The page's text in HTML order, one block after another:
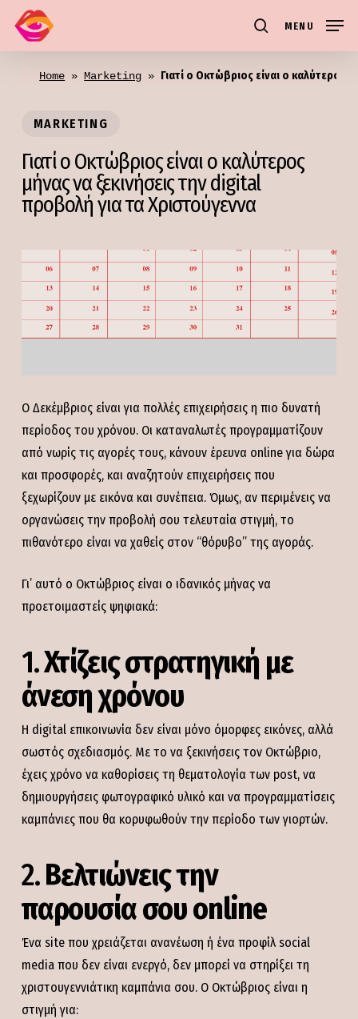
main
content
search
MENU
Home » Marketing » Γιατί ο Οκτώβριος είναι ο καλύτερος
MARKETING
Γιατί ο Οκτώβριος είναι ο καλύτερος
μήνας να ξεκινήσεις την digital
προβολή για τα Χριστούγεννα
Ο Δεκέμβριος είναι για πολλές επιχειρήσεις η πιο δυνατή
περίοδος του χρόνου. Οι καταναλωτές προγραμματίζουν
από νωρίς τις αγορές τους, κάνουν έρευνα online για δώρα
και προσφορές, και αναζητούν επιχειρήσεις που
ξεχωρίζουν με εικόνα και συνέπεια. Όμως, αν περιμένεις να
οργανώσεις την προβολή σου τελευταία στιγμή, το
πιθανότερο είναι να χαθείς στον “θόρυβο” της αγοράς.
Γι’ αυτό ο Οκτώβριος είναι ο ιδανικός μήνας να
προετοιμαστείς ψηφιακά:
1.Χτίζεις στρατηγική με
άνεσηχρόνου
Η digital επικοινωνία δεν είναι μόνο όμορφες εικόνες, αλλά
σωστός σχεδιασμός. Με το να ξεκινήσεις τον Οκτώβριο,
έχεις χρόνο να καθορίσεις τη θεματολογία των post, να
δημιουργήσεις φωτογραφικό υλικό και να προγραμματίσεις
καμπάνιες που θα κορυφωθούν την περίοδο των γιορτών.
2.Βελτιώνεις την
παρουσία σου online
Ένα site που χρειάζεται ανανέωση ή ένα προφίλ social
media που δεν είναι ενεργό, δεν μπορεί να στηρίξει τη
χριστουγεννιάτικη καμπάνια σου. Ο Οκτώβριος είναι η
στιγμή για: